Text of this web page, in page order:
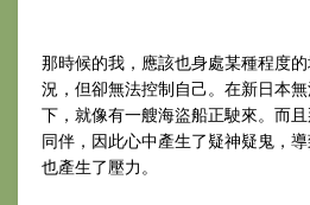
那時候的我，應該也身處某種程度
況，但卻無法控制自己。在新日本
下，就像有一艘海盜船正駛來。而
同伴，因此心中產生了疑神疑鬼，
也產生了壓力。